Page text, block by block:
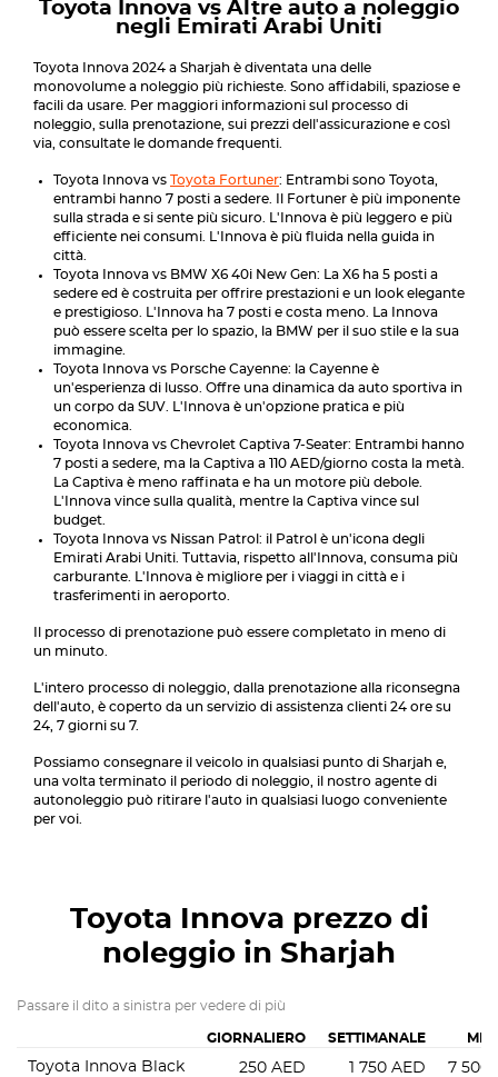
Toyota Innova vs Altre auto a noleggio
negli Emirati Arabi Uniti
Toyota Innova 2024 a Sharjah è diventata una delle
monovolume a noleggio più richieste. Sono affidabili, spaziose e
facili da usare. Per maggiori informazioni sul processo di
noleggio, sulla prenotazione, sui prezzi dell'assicurazione e così
via, consultate le domande frequenti.
Toyota Innova vs Toyota Fortuner: Entrambi sono Toyota,
entrambi hanno 7 posti a sedere. Il Fortuner è più imponente
sulla strada e si sente più sicuro. L'Innova è più leggero e più
efficiente nei consumi. L'Innova è più fluida nella guida in
città.
Toyota Innova vs BMW X6 40i New Gen: La X6 ha 5 posti a
sedere ed è costruita per offrire prestazioni e un look elegante
e prestigioso. L'Innova ha 7 posti e costa meno. La Innova
può essere scelta per lo spazio, la BMW per il suo stile e la sua
immagine.
Toyota Innova vs Porsche Cayenne: la Cayenne è
un'esperienza di lusso. Offre una dinamica da auto sportiva in
un corpo da SUV. L'Innova è un'opzione pratica e più
economica.
Toyota Innova vs Chevrolet Captiva 7-Seater: Entrambi hanno
7 posti a sedere, ma la Captiva a 110 AED/giorno costa la metà.
La Captiva è meno raffinata e ha un motore più debole.
L'Innova vince sulla qualità, mentre la Captiva vince sul
budget.
Toyota Innova vs Nissan Patrol: il Patrol è un'icona degli
Emirati Arabi Uniti. Tuttavia, rispetto all'Innova, consuma più
carburante. L'Innova è migliore per i viaggi in città e i
trasferimenti in aeroporto.
Il processo di prenotazione può essere completato in meno di
un minuto.
L'intero processo di noleggio, dalla prenotazione alla riconsegna
dell'auto, è coperto da un servizio di assistenza clienti 24 ore su
24, 7 giorni su 7.
Possiamo consegnare il veicolo in qualsiasi punto di Sharjah e,
una volta terminato il periodo di noleggio, il nostro agente di
autonoleggio può ritirare l'auto in qualsiasi luogo conveniente
per voi.
Toyota Innova prezzo di
noleggio in Sharjah
Passare il dito a sinistra per vedere di più
GIORNALIERO SETTIMANALE
Toyota Innova Black 250 AED 1 750 AED 7 500